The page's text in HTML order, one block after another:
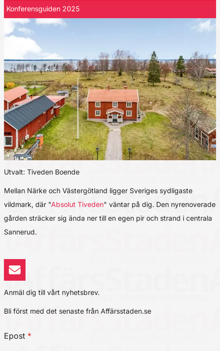
Konferensguiden 2025
Utvalt: Tiveden Boende
Mellan Närke och Västergötland ligger Sveriges sydligaste
vildmark, där "Absolut Tiveden" väntar på dig. Den nyrenoverade
gården sträcker sig ända ner till en egen pir och strand i centrala
Sannerud.
Anmäl dig till vårt nyhetsbrev.
Bli först med det senaste från Affärsstaden.se
Epost *